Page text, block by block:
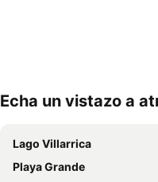
Echa un vistazo a
Lago Villarrica
Playa Grande